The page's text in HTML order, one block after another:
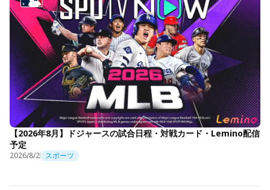
【2026年8月】ドジャースの試合日程・対戦カード・Lemino配信
予定
2026/8/2 スポーツ